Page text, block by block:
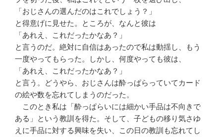
「おじさんの選んだのはこれでしょう？」
と得意げに見せた。ところが、なんと彼は
「あれえ、これだったかなあ？」
と言うのだ。絶対に自信はあったので私は動揺し、もう
一度やってもらった。しかし、何度やっても彼は、
「あれえ、これだったかなあ？」
と言う。どうやら、おじさんは酔っぱらっていてカード
の絵や数を忘れてしまうのだった。
このとき私は「酔っぱらいには細かい手品は不向きで
ある」という教訓を得た。そして、子どもの移り気さゆ
えに手品に対する興味を失い、この日の教訓も忘れてし